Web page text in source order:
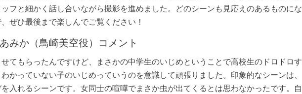
フと細かく話し合いながら撮影を進めました。どのシーンも見応えのあるものにな
ぜひ最後まで楽しんでご覧ください！
みか（鳥崎美空役）コメント
てもらったんですけど、まさかの中学生のいじめということで高校生のドロドロす
かっていない子のいじめっていうのを意識して頑張りました。印象的なシーンは、
入れるシーンです。女同士の喧嘩でまさか虫が出てくるとは思わなかったです。自